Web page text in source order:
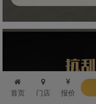
首页 门店 报价